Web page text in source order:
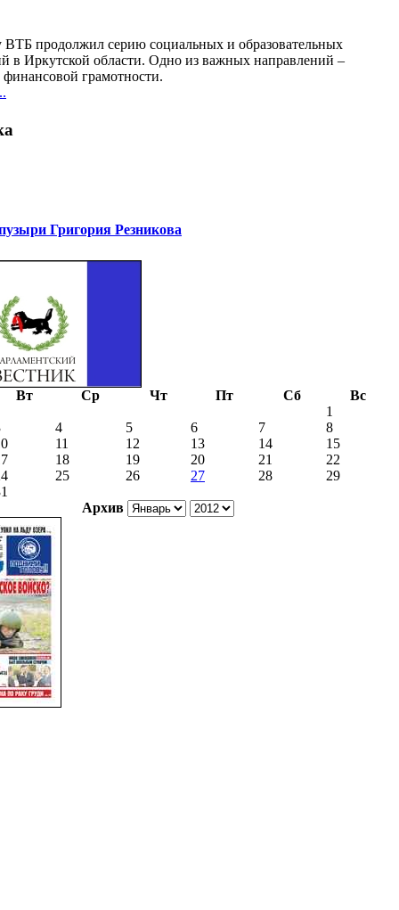
ВТБ продолжил серию социальных и образовательных
в Иркутской области. Одно из важных направлений –
грамотности.
Григория Резникова
Вт Ср Чт Пт Сб
Вс
1
4 5 6 7
8
11 12 13 14
15
18 19 20 21
22
25 26 27 28
29
Архив